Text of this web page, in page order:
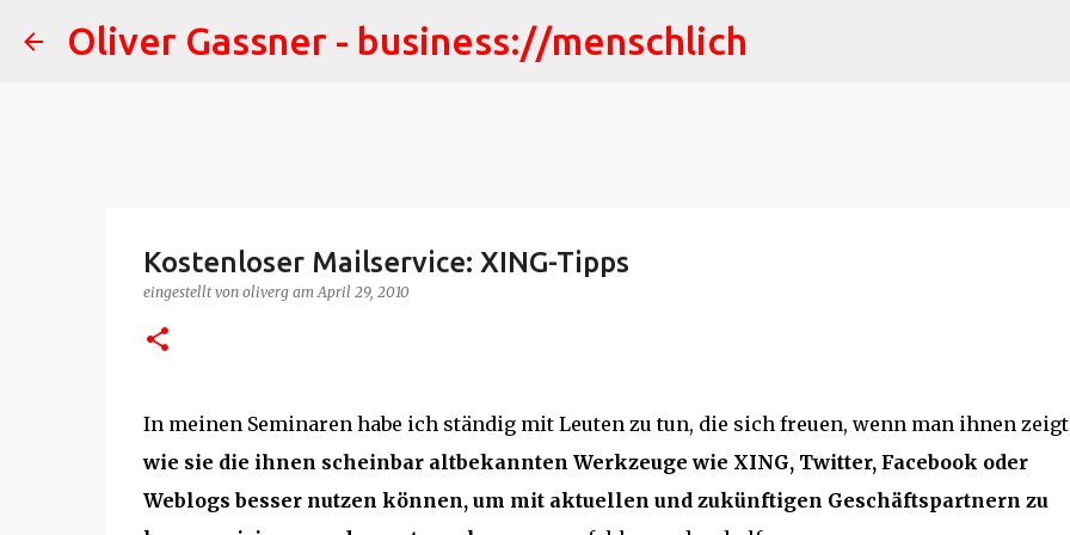
Direkt zum Hauptbereich
Oliver Gassner - business://menschlich
Kostenloser Mailservice: XING-Tipps
eingestellt von oliverg amApril 29, 2010
In meinen Seminaren habe ich ständig mit Leuten zu tun, die sich freuen, wenn man ihnen
wie sie die ihnen scheinbar altbekannten Werkzeuge wie XING, Twitter, Facebook oder
Weblogs besser nutzen können, um mit aktuellen und zukünftigen Geschäftspartnern zu